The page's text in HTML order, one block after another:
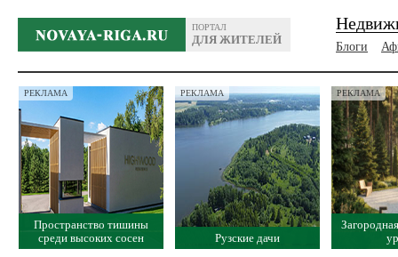
ПОРТАЛ
ДЛЯ ЖИТЕЛЕЙ
Блоги
РЕКЛАМА
Пространство тишины
среди высоких сосен
РЕКЛАМА
Рузские дачи
РЕКЛАМА